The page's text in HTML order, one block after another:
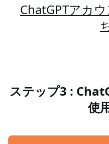
ChatGPTアカ
ステップ3 :
使